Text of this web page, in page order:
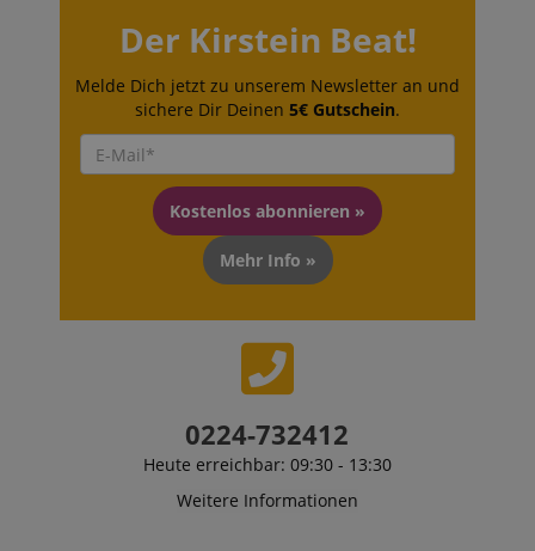
Der Kirstein Beat!
Melde Dich jetzt zu unserem Newsletter an und
sichere Dir Deinen 5€ Gutschein.
Kostenlos abonnieren »
Mehr Info »
0224-732412
Heute erreichbar: 09:30 - 13:30
Weitere Informationen
Minuten
zoovu
assistant for
user (what
answers were
clicked, on
which page
last time,
etc.).
Google-
Datenschutzerklärung